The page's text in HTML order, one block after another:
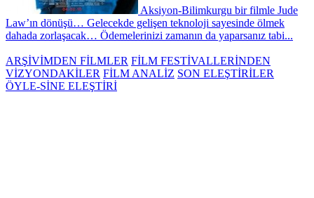
Aksiyon-Bilimkurgu bir filmle Jude
Law’ın dönüşü… Gelecekde gelişen teknoloji sayesinde ölmek
dahada zorlaşacak… Ödemelerinizi zamanın da yaparsanız tabi...
ARŞİVİMDEN FİLMLER FİLM FESTİVALLERİNDEN
VİZYONDAKİLER FİLM ANALİZ SON ELEŞTİRİLER
ÖYLE-SİNE ELEŞTİRİ